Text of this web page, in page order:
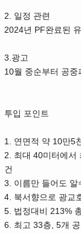
2. 일정 관련
2024년 PF완료된
3.광고
10월 중순부터 공중
투입 포인트
1. 연면적 약 10만5
2. 최대 40미터에서
건
3. 이름만 들어도
4. 북서향으로 광교
5. 법정대비 213%
6. 최고 33층, 5개